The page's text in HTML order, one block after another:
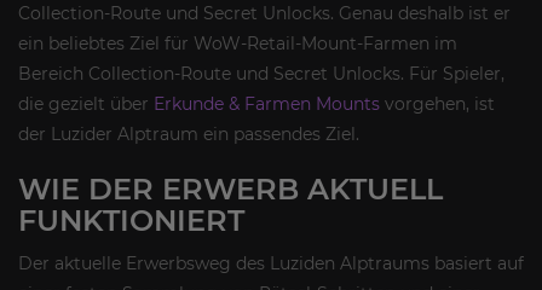
Collection-Route und Secret Unlocks. Genau deshalb ist er
ein beliebtes Ziel für WoW-Retail-Mount-Farmen im
Bereich Collection-Route und Secret Unlocks. Für Spieler,
die gezielt über Erkunde & Farmen Mounts vorgehen, ist
der Luzider Alptraum ein passendes Ziel.
WIE DER ERWERB AKTUELL
FUNKTIONIERT
Der aktuelle Erwerbsweg des Luziden Alptraums basiert auf